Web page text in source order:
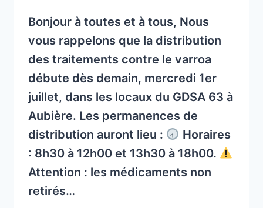
Bonjour à toutes et à tous, Nous
vous rappelons que la distribution
des traitements contre le varroa
débute dès demain, mercredi 1er
juillet, dans les locaux du GDSA 63 à
Aubière. Les permanences de
distribution auront lieu :
Horaires
: 8h30 à 12h00 et 13h30 à 18h00.
Attention : les médicaments non
retirés…